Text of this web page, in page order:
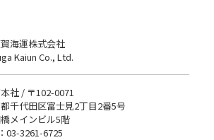
海運株式会社
Kaiun Co., Ltd.
社 / 〒102-0071
千代田区富士見2丁目2番5号
メインビル5階
03-3261-6725